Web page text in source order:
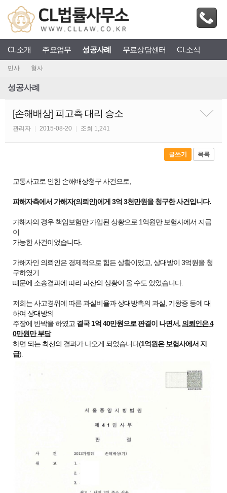
CL소개 주요업무 성공사례 무료상담센터 CL소식
민사 형사
성공사례
[손해배상] 피고측 대리 승소
관리자 | 2015-08-20 | 조회 1,241
글쓰기 목록
교통사고로 인한 손해배상청구 사건으로,
피해자측에서 가해자(의뢰인)에게 3억 3천만원을 청구한 사건입니다.
가해자의 경우 책임보험만 가입된 상황으로 1억원만 보험사에서 지급
이
가능한 사건이었습니다.
가해자인 의뢰인은 경제적으로 힘든 상황이었고, 상대방이 3억원을 청
구하였기
때문에 소송결과에 따라 파산의 상황이 올 수도 있었습니다.
저희는 사고경위에 따른 과실비율과 상대방측의 과실, 기왕증 등에 대
하여 상대방의
주장에 반박을 하였고 결국 1억 40만원으로 판결이 나면서, 의뢰인은 4
0만원만 부담
하면 되는 최선의 결과가 나오게 되었습니다(1억원은 보험사에서 지
급).